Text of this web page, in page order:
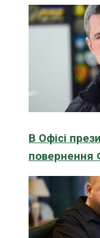
В Офісі
повернення